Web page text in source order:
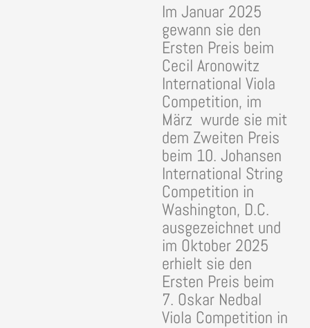
Im Januar 2025
gewann sie den
Ersten Preis beim
Cecil Aronowitz
International Viola
Competition, im
März wurde sie mit
dem Zweiten Preis
beim 10. Johansen
International String
Competition in
Washington, D.C.
ausgezeichnet und
im Oktober 2025
erhielt sie den
Ersten Preis beim
7. Oskar Nedbal
Viola Competition in